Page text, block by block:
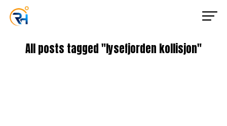
All posts tagged "lysefjorden kollisjon"